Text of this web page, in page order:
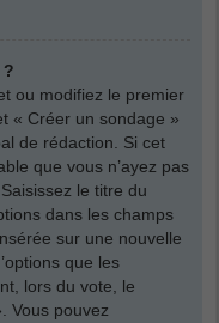
?
ou modifiez le premier
« Créer un sondage »
de rédaction. Si cet
que vous n’ayez pas
le titre du
dans les champs
sur une nouvelle
que les
lors du vote, le
Vous pouvez